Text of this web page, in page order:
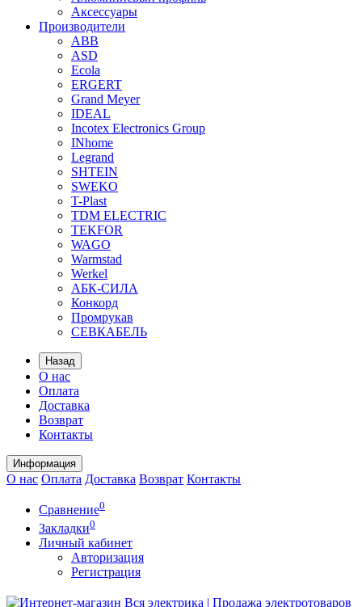
Аксессуары
Производители
ABB
ASD
Ecola
ERGERT
Grand Meyer
IDEAL
Incotex Electronics Group
INhome
Legrand
SHTEIN
SWEKO
T-Plast
TDM ELECTRIC
TEKFOR
WAGO
Warmstad
Werkel
АБК-СИЛА
Конкорд
Промрукав
СЕВКАБЕЛЬ
Назад
О нас
Оплата
Доставка
Возврат
Контакты
Информация
О нас Оплата Доставка Возврат Контакты
Сравнение0
Закладки0
Личный кабинет
Авторизация
Регистрация